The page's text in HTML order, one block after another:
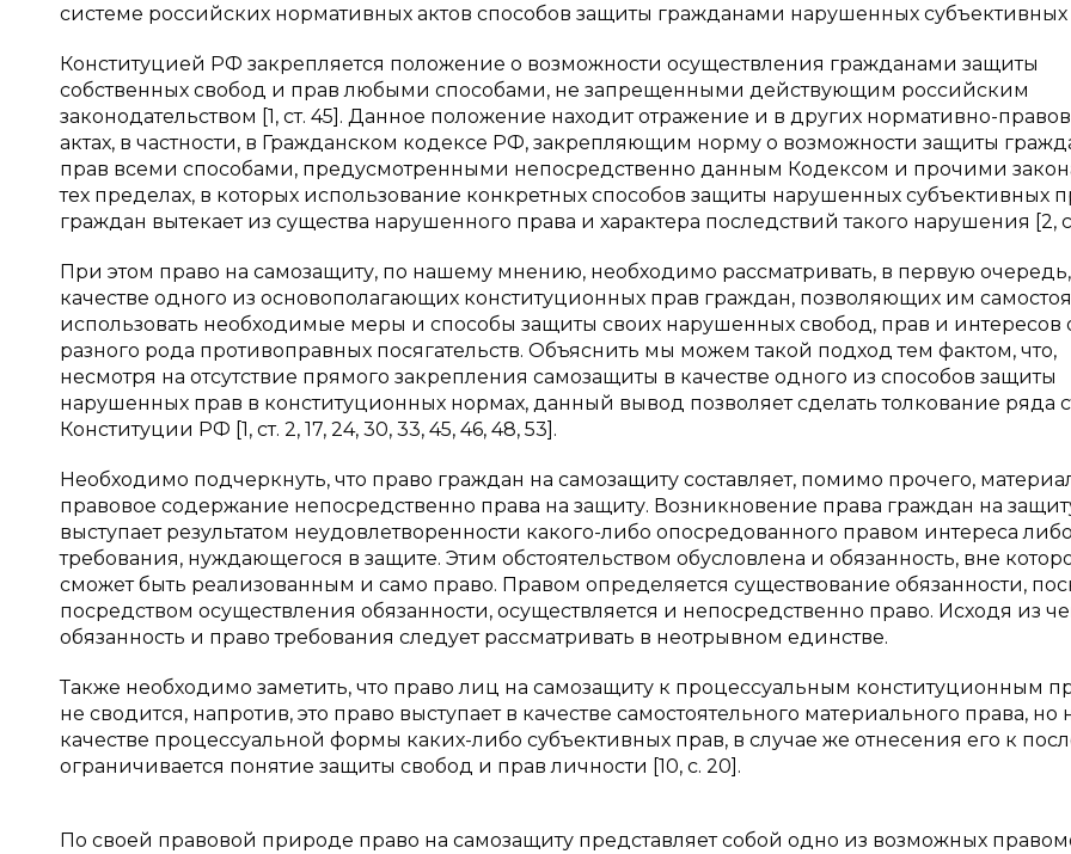
системе российских нормативных актов способов защиты гражданами нарушенных субъективных
Конституцией РФ закрепляется положение о возможности осуществления гражданами защиты
собственных свобод и прав любыми способами, не запрещенными действующим российским
законодательством [1, ст. 45]. Данное положение находит отражение и в других нормативно-
актах, в частности, в Гражданском кодексе РФ, закрепляющим норму о возможности защиты
прав всеми способами, предусмотренными непосредственно данным Кодексом и прочими
тех пределах, в которых использование конкретных способов защиты нарушенных субъективных
граждан вытекает из существа нарушенного права и характера последствий такого нарушения [2,
При этом право на самозащиту, по нашему мнению, необходимо рассматривать, в первую
качестве одного из основополагающих конституционных прав граждан, позволяющих им
использовать необходимые меры и способы защиты своих нарушенных свобод, прав и интересов
разного рода противоправных посягательств. Объяснить мы можем такой подход тем фактом, что,
несмотря на отсутствие прямого закрепления самозащиты в качестве одного из способов защиты
нарушенных прав в конституционных нормах, данный вывод позволяет сделать толкование ряда
Конституции РФ [1, ст. 2, 17, 24, 30, 33, 45, 46, 48, 53].
Необходимо подчеркнуть, что право граждан на самозащиту составляет, помимо прочего,
правовое содержание непосредственно права на защиту. Возникновение права граждан на
выступает результатом неудовлетворенности какого-либо опосредованного правом интереса либо
требования, нуждающегося в защите. Этим обстоятельством обусловлена и обязанность, вне
сможет быть реализованным и само право. Правом определяется существование обязанности,
посредством осуществления обязанности, осуществляется и непосредственно право. Исходя из
обязанность и право требования следует рассматривать в неотрывном единстве.
Также необходимо заметить, что право лиц на самозащиту к процессуальным конституционным
не сводится, напротив, это право выступает в качестве самостоятельного материального права, но
качестве процессуальной формы каких-либо субъективных прав, в случае же отнесения его к
ограничивается понятие защиты свобод и прав личности [10, с. 20].
По своей правовой природе право на самозащиту представляет собой одно из возможных